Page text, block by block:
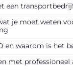
een
je moet weten
en waarom is het
met professioneel